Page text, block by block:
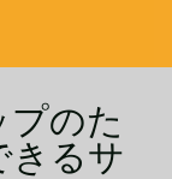
のた
きるサ